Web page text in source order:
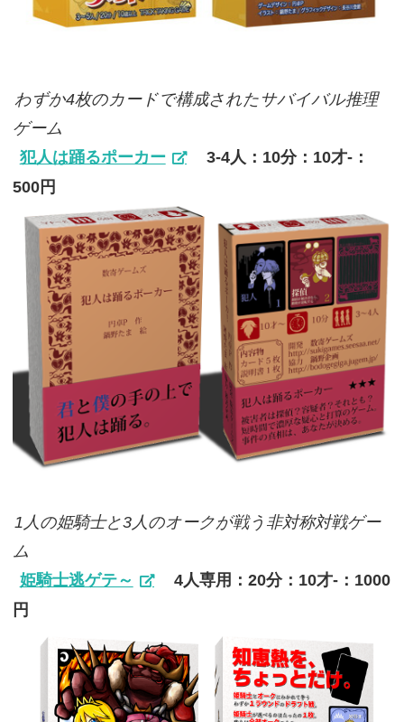
わずか4枚のカードで構成されたサバイバル推理
ゲーム
犯人は踊るポーカー
3-4人：10分：10才-：
500円
1人の姫騎士と3人のオークが戦う非対称対戦ゲー
ム
姫騎士逃ゲテ～
4人専用：20分：10才-：1000
円